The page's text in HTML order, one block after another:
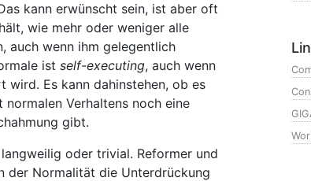
kann erwünscht sein, ist aber oft
wie mehr oder weniger alle
auch wenn ihm gelegentlich
ist self-executing, auch wenn
wird. Es kann dahinstehen, ob es
Verhaltens noch eine
gibt.
oder trivial. Reformer und
der Normalität die Unterdrückung